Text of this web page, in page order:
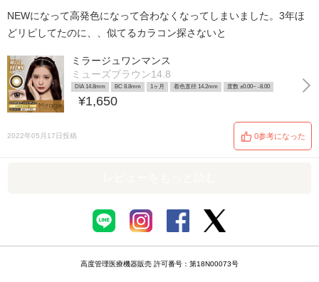
NEWになって高発色になって合わなくなってしまいました。3年ほ
どリピしてたのに、、似てるカラコン探さないと
ミラージュワンマンス
ミューズブラウン14.8
DIA 14.8mm BC 8.8mm 1ヶ月 着色直径 14.2mm 度数 ±0.00~ -8.00
¥1,650
2022年05月17日投稿 0参考になった
高度管理医療機器販売 許可番号：第18N00073号